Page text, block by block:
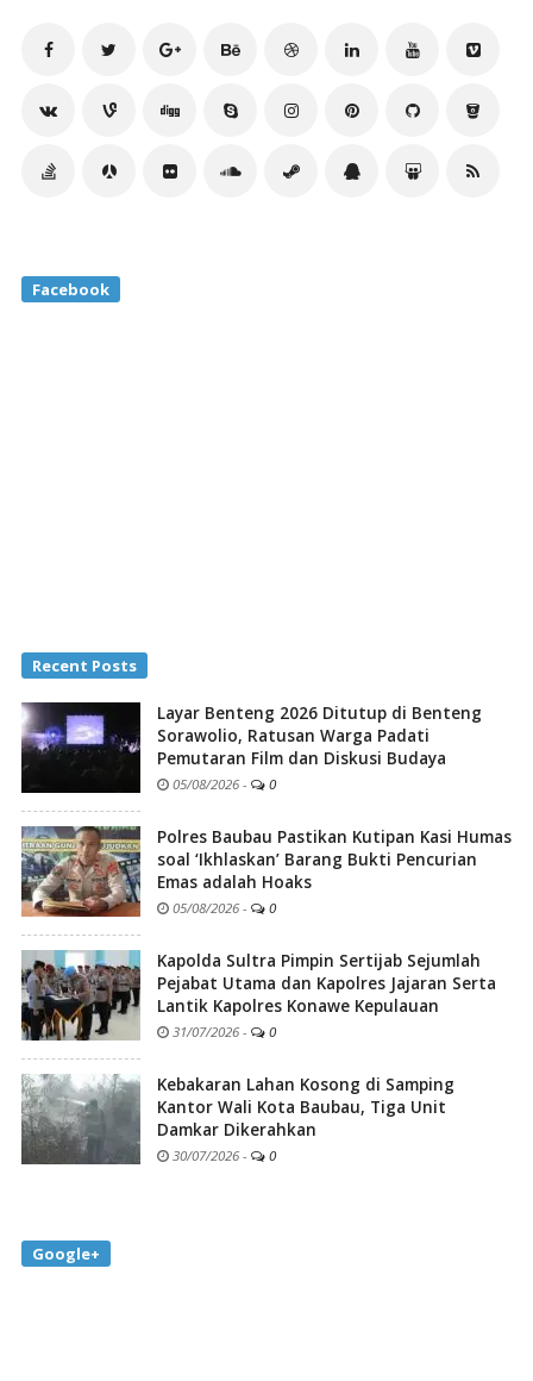
Facebook
Recent Posts
Layar Benteng 2026 Ditutup di Benteng
Sorawolio, Ratusan Warga Padati
Pemutaran Film dan Diskusi Budaya
05/08/2026 - 0
Polres Baubau Pastikan Kutipan Kasi Humas
soal ‘Ikhlaskan’ Barang Bukti Pencurian
Emas adalah Hoaks
05/08/2026 - 0
Kapolda Sultra Pimpin Sertijab Sejumlah
Pejabat Utama dan Kapolres Jajaran Serta
Lantik Kapolres Konawe Kepulauan
31/07/2026 - 0
Kebakaran Lahan Kosong di Samping
Kantor Wali Kota Baubau, Tiga Unit
Damkar Dikerahkan
30/07/2026 - 0
Google+